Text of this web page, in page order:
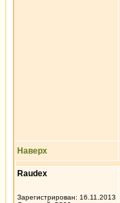
Наверх
Raudex
Зарегистрирован: 16.11.2013